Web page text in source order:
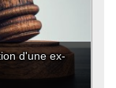
d'une ex-